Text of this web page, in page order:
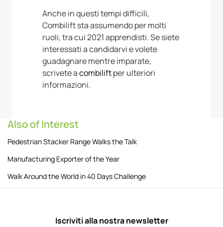
Anche in questi tempi difficili,
Combilift sta assumendo per molti
ruoli, tra cui 2021 apprendisti. Se siete
interessati a candidarvi e volete
guadagnare mentre imparate,
scrivete acombiliftper ulteriori
informazioni.
Also of Interest
Pedestrian Stacker Range Walks the Talk
Manufacturing Exporter of the Year
Walk Around the World in 40 Days Challenge
Iscriviti alla nostra newsletter